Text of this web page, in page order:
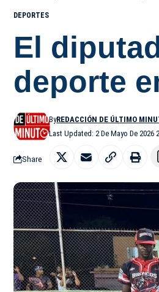
DEPORTES
El
deporte
Last Updated: 2 De Mayo De 2026
ByREDACCIÓN DE ÚLTIMO
Share